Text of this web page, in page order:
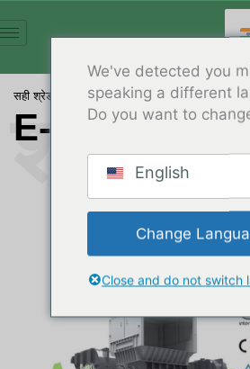
पर
सही श्रेडर ढूंढें
E-Waste
We've detected you
speaking a different
Do you want to
English
Change
Close and do not switch